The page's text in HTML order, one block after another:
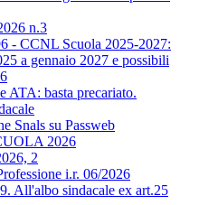
n.3
- CCNL Scuola 2025-2027:
a gennaio 2027 e possibili
ATA: basta precariato.
Snals su Passweb
2026
2
i.r. 06/2026
All'albo sindacale ex art.25